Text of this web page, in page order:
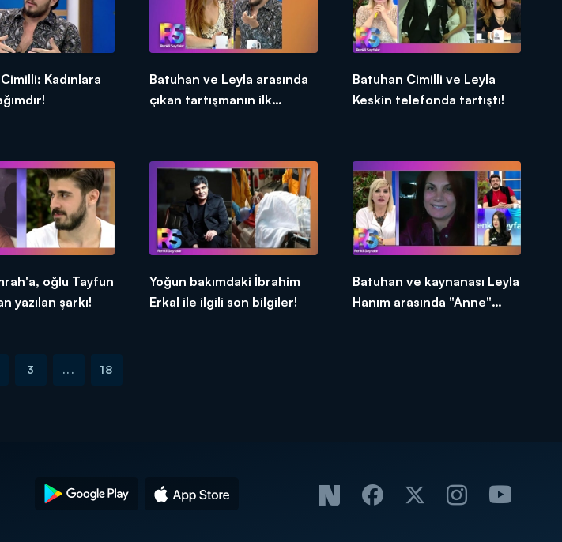
Kadınlara
Batuhan ve Leyla arasında
çıkan tartışmanın ilk
Batuhan Cimilli ve Leyla
Keskin telefonda tartıştı!
oğlu Tayfun
yazılan şarkı!
Yoğun bakımdaki İbrahim
Erkal ile ilgili son bilgiler!
Batuhan ve kaynanası Leyla
Hanım arasında "Anne"
3 ... 18